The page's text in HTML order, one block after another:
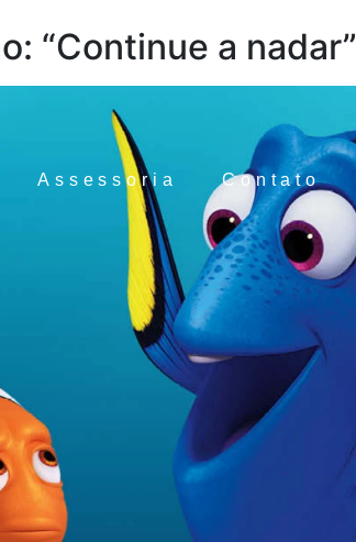
Assessoria Contato
“Continue a nadar”